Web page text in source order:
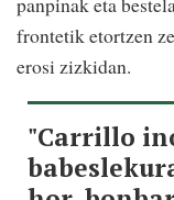
frontetik etortzen
erosi zizkidan.
"Carrillo